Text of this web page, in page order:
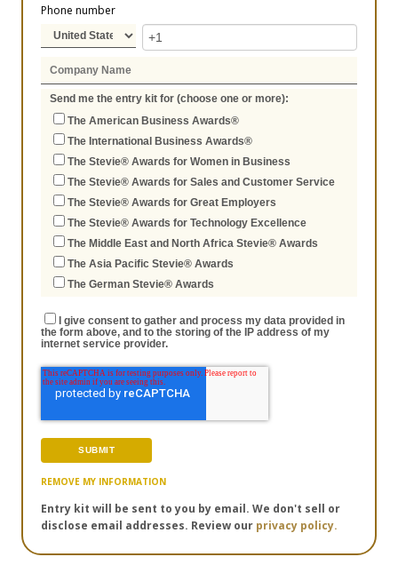
Phone number
Send me the entry kit for (choose one or more):
The American Business Awards®
The International Business Awards®
The Stevie® Awards for Women in Business
The Stevie® Awards for Sales and Customer Service
The Stevie® Awards for Great Employers
The Stevie® Awards for Technology Excellence
The Middle East and North Africa Stevie® Awards
The Asia Pacific Stevie® Awards
The German Stevie® Awards
I give consent to gather and process my data provided in
the form above, and to the storing of the IP address of my
internet service provider.
REMOVE MY INFORMATION
Entry kit will be sent to you by email. We don't sell or
disclose email addresses. Review our privacy policy.